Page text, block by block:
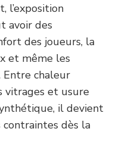
l’exposition
avoir des
des joueurs, la
et même les
Entre chaleur
vitrages et usure
il devient
contraintes dès la